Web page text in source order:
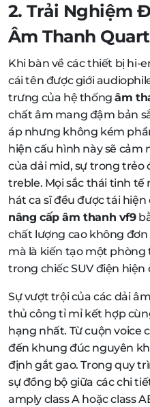
2. Trải Nghiệm
Âm Thanh
Khi bàn về các thiết bị hi-
cái tên được giới
trưng của hệ thốngâm
chất âm mang đậm bản
áp nhưng không kém
hiện cấu hình này sẽ cảm
của dải mid, sự trong trẻo
treble. Mọi sắc thái tinh tế
hát ca sĩ đều được tái hiện
nâng cấp âm thanh vf9
chất lượng cao không
mà là kiến tạo một
trong chiếc SUV điện hiện
Sự vượt trội của các dải
thủ công tỉ mỉ kết hợp
hạng nhất. Từ cuộn voice
đến khung đúc nguyên
định gắt gao. Trong quy
sự đồng bộ giữa các chi
amply class A hoặc class